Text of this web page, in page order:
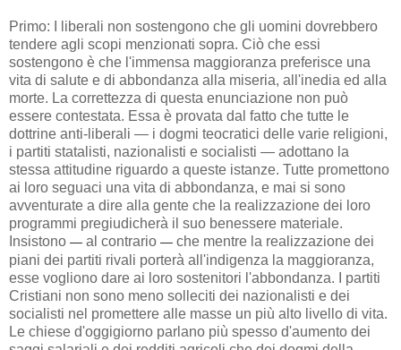
Primo: I liberali non sostengono che gli uomini dovrebbero
tendere agli scopi menzionati sopra. Ciò che essi
sostengono è che l'immensa maggioranza preferisce una
vita di salute e di abbondanza alla miseria, all'inedia ed alla
morte. La correttezza di questa enunciazione non può
essere contestata. Essa è provata dal fatto che tutte le
dottrine anti-liberali — i dogmi teocratici delle varie religioni,
i partiti statalisti, nazionalisti e socialisti — adottano la
stessa attitudine riguardo a queste istanze. Tutte promettono
ai loro seguaci una vita di abbondanza, e mai si sono
avventurate a dire alla gente che la realizzazione dei loro
programmi pregiudicherà il suo benessere materiale.
Insistono — al contrario — che mentre la realizzazione dei
piani dei partiti rivali porterà all'indigenza la maggioranza,
esse vogliono dare ai loro sostenitori l'abbondanza. I partiti
Cristiani non sono meno solleciti dei nazionalisti e dei
socialisti nel promettere alle masse un più alto livello di vita.
Le chiese d'oggigiorno parlano più spesso d'aumento dei